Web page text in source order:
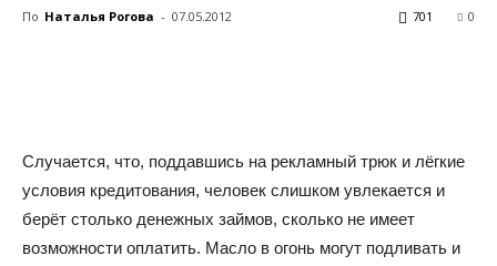
По Наталья Рогова - 07.05.2012 0
701
Случается, что, поддавшись на рекламный трюк и лёгкие
условия кредитования, человек слишком увлекается и
берёт столько денежных займов, сколько не имеет
возможности оплатить. Масло в огонь могут подливать и